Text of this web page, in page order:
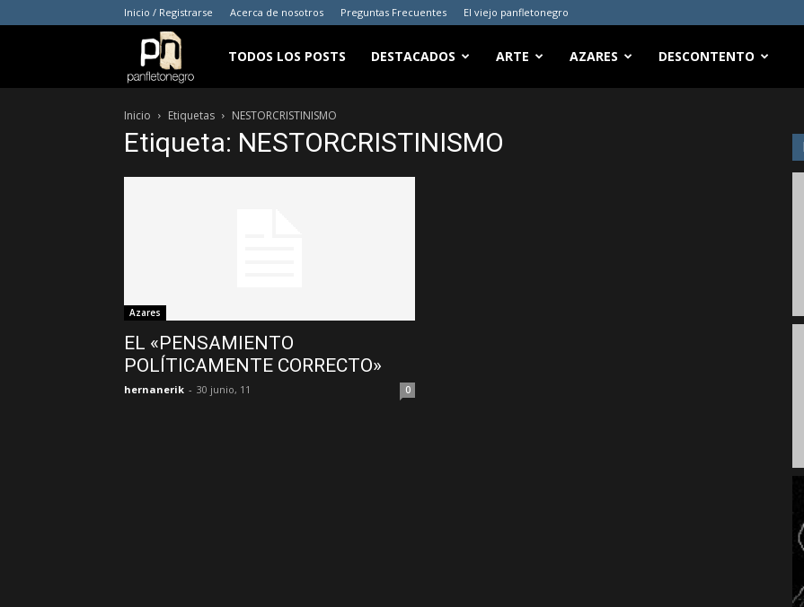
Inicio / Registrarse Acerca de nosotros Preguntas Frecuentes El viejo panfletonegro
panfletonegro
TODOS LOS POSTS DESTACADOS ARTE AZARES DESCONTENTO
Inicio Etiquetas NESTORCRISTINISMO
Etiqueta: NESTORCRISTINISMO
Azares
EL «PENSAMIENTO
POLÍTICAMENTE CORRECTO»
hernanerik - 30 junio, 11 0